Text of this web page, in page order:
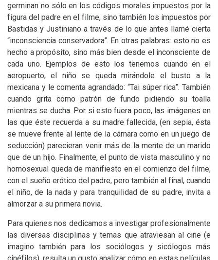
germinan no sólo en los códigos morales impuestos por la
figura del padre en el filme, sino también los impuestos por
Bastidas y Justiniano a través de lo que antes llamé cierta
“inconsciencia conservadora”. En otras palabras: esto no es
hecho a propósito, sino más bien desde el inconsciente de
cada uno. Ejemplos de esto los tenemos cuando en el
aeropuerto, el niño se queda mirándole el busto a la
mexicana y le comenta agrandado: “Tai súper rica”. También
cuando grita como patrón de fundo pidiendo su toalla
mientras se ducha. Por si esto fuera poco, las imágenes en
las que éste recuerda a su madre fallecida, (en sepia, ésta
se mueve frente al lente de la cámara como en un juego de
seducción) parecieran venir más de la mente de un marido
que de un hijo. Finalmente, el punto de vista masculino y no
homosexual queda de manifiesto en el comienzo del filme,
con el sueño erótico del padre, pero también al final, cuando
el niño, de la nada y para tranquilidad de su padre, invita a
almorzar a su primera novia.
Para quienes nos dedicamos a investigar profesionalmente
las diversas disciplinas y temas que atraviesan al cine (e
imagino también para los sociólogos y sicólogos más